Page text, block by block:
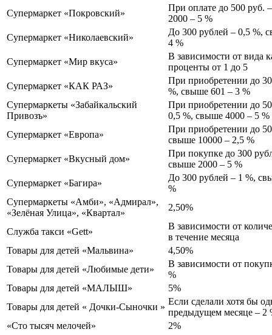
Супермаркет «Покровский»
При оплате до 500 руб.
2000 – 5 %
Супермаркет «Николаевский»
До 300 рублей – 0,5 %,
4 %
Супермаркет «Мир вкуса»
В зависимости от вида
проценты от 1 до 5
Супермаркет «КАК РАЗ»
При приобретении до
%, свыше 601 – 3 %
Супермаркеты «Забайкальский
Привозъ»
При приобретении до
0,5 %, свыше 4000 – 5 %
Супермаркет «Европа»
При приобретении до
свыше 10000 – 2,5 %
Супермаркет «Вкусный дом»
При покупке до 300
свыше 2000 – 5 %
Супермаркет «Багира»
До 300 рублей – 1 %,
%
Супермаркеты «Амби», «Адмирал»,
«Зелёная Улица», «Квартал»
2,50%
Служба такси «Gett»
В зависимости от
в течение месяца
Товары для детей «Мальвина»
4,50%
Товары для детей «Любимые дети»
В зависимости от
%
Товары для детей «МАЛЫШ»
5%
Товары для детей « Дочки-Сыночки »
Если сделали хотя бы
предыдущем месяце – 2
«Сто тысяч мелочей»
2%